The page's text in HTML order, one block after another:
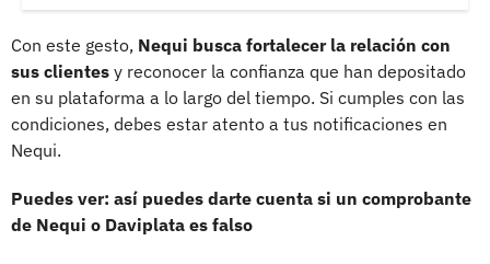
Con este gesto, Nequi busca fortalecer la relación con
sus clientes y reconocer la confianza que han depositado
en su plataforma a lo largo del tiempo. Si cumples con las
condiciones, debes estar atento a tus notificaciones en
Nequi.
Puedes ver: así puedes darte cuenta si un comprobante
de Nequi o Daviplata es falso